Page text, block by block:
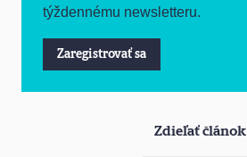
týždennému newsletteru.
Zaregistrovať sa
Zdieľať článok